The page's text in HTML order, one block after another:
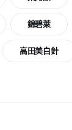
錦碧萊
高田美白針